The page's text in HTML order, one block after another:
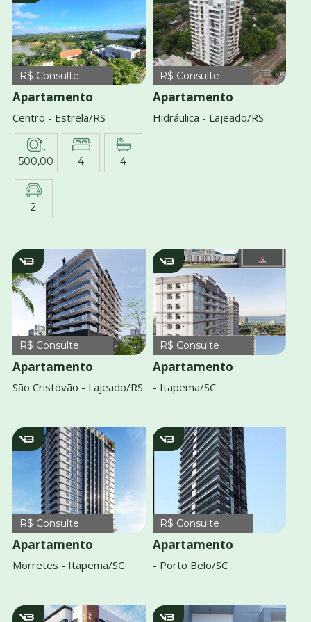
R$ Consulte
Apartamento
Centro - Estrela/RS
500,00 4 4
2
R$ Consulte
Apartamento
Hidráulica - Lajeado/RS
V1989
R$ Consulte
Apartamento
São Cristóvão - Lajeado/RS
v2856
R$ Consulte
Apartamento
- Itapema/SC
v2857
R$ Consulte
Apartamento
Morretes - Itapema/SC
v2858
R$ Consulte
Apartamento
- Porto Belo/SC
v4079 v2909